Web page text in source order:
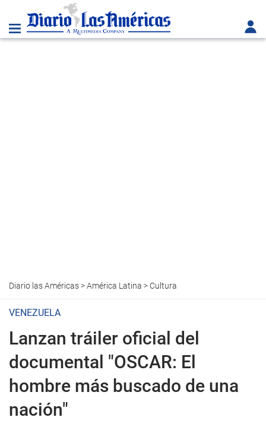
Diario las Américas>América Latina > Cultura
VENEZUELA
Lanzan tráiler oficial del
documental "OSCAR: El
hombre más buscado de una
nación"